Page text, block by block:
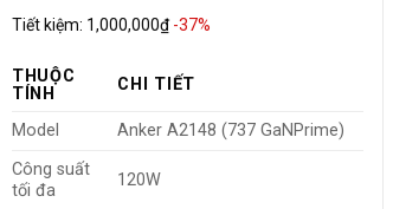
Tiết kiệm: 1,000,000₫ -37%
THUỘC
TÍNH
CHI TIẾT
Model
Anker A2148 (737 GaNPrime)
Công suất
tối đa
120W